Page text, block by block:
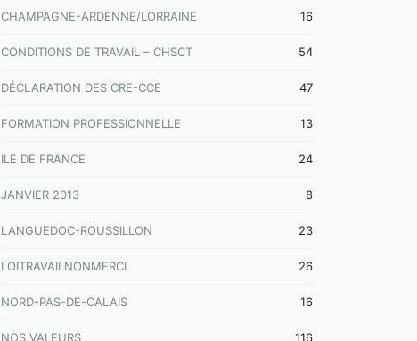
CHAMPAGNE-ARDENNE/LORRAINE 16
CONDITIONS DE TRAVAIL – CHSCT 54
DÉCLARATION DES CRE-CCE 47
FORMATION PROFESSIONNELLE 13
ILE DE FRANCE 24
JANVIER 2013 8
LANGUEDOC-ROUSSILLON 23
LOITRAVAILNONMERCI 26
NORD-PAS-DE-CALAIS 16
NOS VALEURS 116